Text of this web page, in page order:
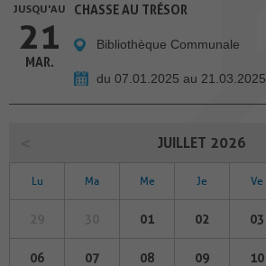
JUSQU'AU
21
MAR.
CHASSE AU TRÉSOR
Bibliothèque Communale
du 07.01.2025 au 21.03.2025
JUILLET 2026
Lu Ma Me Je Ve
01 02 03
06 07 08 09 10